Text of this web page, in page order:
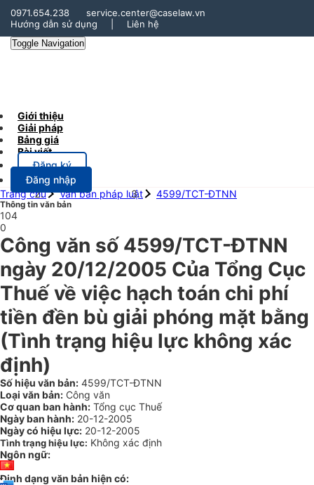
0971.654.238
service.center@caselaw.vn
Hướng dẫn sử dụng
Liên hệ
Toggle Navigation
Giới thiệu
Giải pháp
Bảng giá
Bài viết
Đăng ký
Đăng nhập
Trang chủ
Văn bản pháp luật 4599/TCT-ĐTNN
Thông tin văn bản
104
0
Công văn số 4599/TCT-ĐTNN
ngày 20/12/2005 Của Tổng Cục
Thuế về việc hạch toán chi phí
tiền đền bù giải phóng mặt bằng
(Tình trạng hiệu lực không xác
định)
Số hiệu văn bản: 4599/TCT-ĐTNN
Loại văn bản: Công văn
Cơ quan ban hành: Tổng cục Thuế
Ngày ban hành: 20-12-2005
Ngày có hiệu lực: 20-12-2005
Tình trạng hiệu lực: Không xác định
Ngôn ngữ:
Định dạng văn bản hiện có: